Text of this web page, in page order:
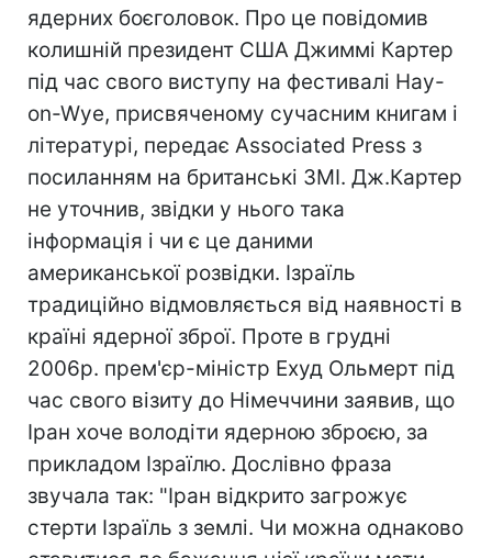
ядерних боєголовок. Про це повідомив
колишній президент США Джиммі Картер
під час свого виступу на фестивалі Hay-
on-Wye, присвяченому сучасним книгам і
літературі, передає Associated Press з
посиланням на британські ЗМІ. Дж.Картер
не уточнив, звідки у нього така
інформація і чи є це даними
американської розвідки. Ізраїль
традиційно відмовляється від наявності в
країні ядерної зброї. Проте в грудні
2006р. прем'єр-міністр Ехуд Ольмерт під
час свого візиту до Німеччини заявив, що
Іран хоче володіти ядерною зброєю, за
прикладом Ізраїлю. Дослівно фраза
звучала так: "Іран відкрито загрожує
стерти Ізраїль з землі. Чи можна однаково